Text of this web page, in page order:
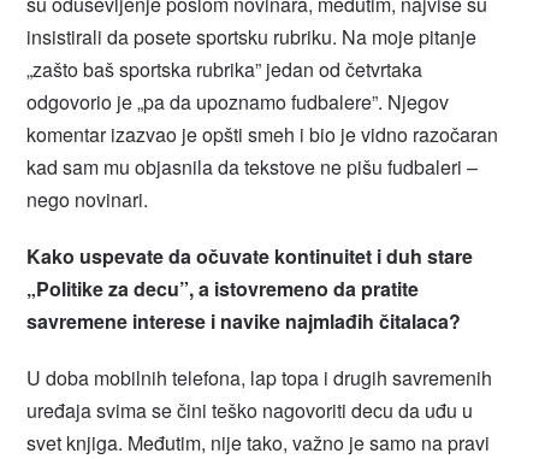
insistirali da posete sportsku rubriku. Na moje pitanje
„zašto baš sportska rubrika” jedan od četvrtaka
odgovorio je „pa da upoznamo fudbalere”. Njegov
komentar izazvao je opšti smeh i bio je vidno razočaran
kad sam mu objasnila da tekstove ne pišu fudbaleri –
nego novinari.
Kako uspevate da očuvate kontinuitet i duh stare
„Politike za decu”, a istovremeno da pratite
savremene interese i navike najmlađih čitalaca?
U doba mobilnih telefona, lap topa i drugih savremenih
uređaja svima se čini teško nagovoriti decu da uđu u
svet knjiga. Međutim, nije tako, važno je samo na pravi